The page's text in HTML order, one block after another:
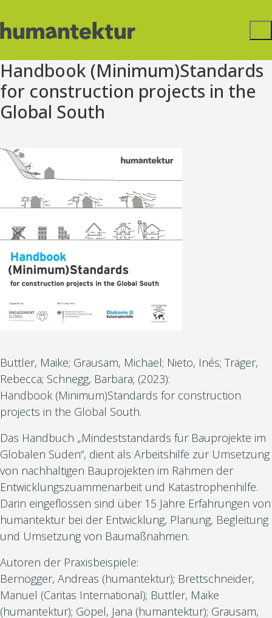
Handbook (Minimum)Standards
for construction projects in the
Global South
Buttler, Maike; Grausam, Michael; Nieto, Inés; Träger,
Rebecca; Schnegg, Barbara; (2023):
Handbook (Minimum)Standards for construction
projects in the Global South.
Das Handbuch „Mindeststandards für Bauprojekte im
Globalen Süden“, dient als Arbeitshilfe zur Umsetzung
von nachhaltigen Bauprojekten im Rahmen der
Entwicklungszuammenarbeit und Katastrophenhilfe.
Darin eingeflossen sind über 15 Jahre Erfahrungen von
humantektur bei der Entwicklung, Planung, Begleitung
und Umsetzung von Baumaßnahmen.
Autoren der Praxisbeispiele:
Bernögger, Andreas (humantektur); Brettschneider,
Manuel (Caritas International); Buttler, Maike
(humantektur); Göpel, Jana (humantektur); Grausam,